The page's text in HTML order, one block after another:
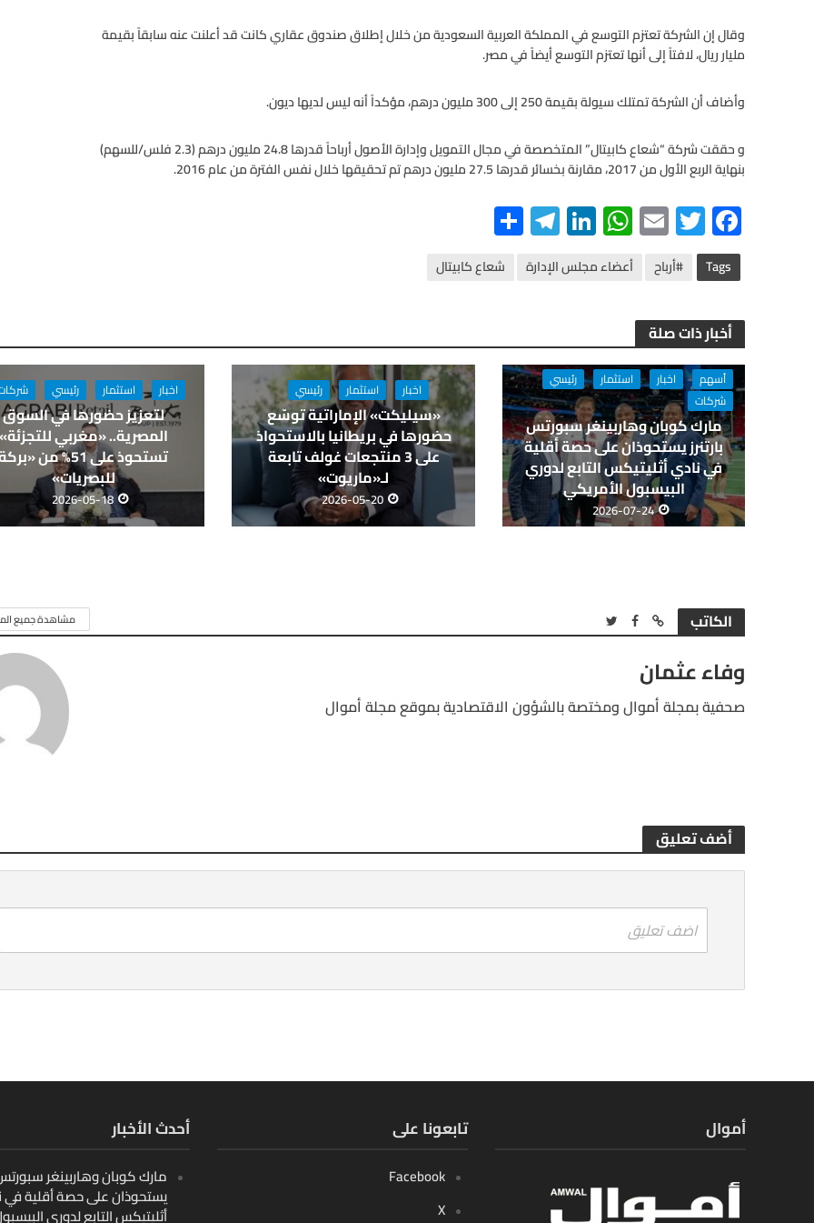
وقال إن الشركة تعتزم التوسع في المملكة العربية السعودية من خلال إطلاق صندوق عقاري كانت قد أعلنت عنه سابقاً بقيمة
مليار ريال، لافتاً إلى أنها تعتزم التوسع أيضاً في مصر.
وأضاف أن الشركة تمتلك سيولة بقيمة 250 إلى 300 مليون درهم، مؤكداً أنه ليس لديها ديون.
و حققت شركة “شعاع كابيتال” المتخصصة في مجال التمويل وإدارة الأصول أرباحاً قدرها 24.8 مليون درهم (2.3 فلس/للسهم)
بنهاية الربع الأول من 2017، مقارنة بخسائر قدرها 27.5 مليون درهم تم تحقيقها خلال نفس الفترة من عام 2016.
F
ac
e
b
o
o
k
T
wi
tt
er
E
m
ail
W
h
at
A
p
p
Li
n
ke
n
Te
le
gr
m
S
h
ar Tags #أرباح أعضاء مجلس الإدارة شعاع كابيتال
أخبار ذات صلة
أسهم اخبار استثمار
رئيسي
شركات
مارك كوبان وهاربينغر سبورتس
بارتنرز يستحوذان على حصة أقلية
في نادي أثليتيكس التابع لدوري
البيسبول الأمريكي
2026-07-24
اخبار استثمار رئيسي
«سيليكت» الإماراتية توسّع
حضورها في بريطانيا بالاستحواذ
على 3 منتجعات غولف تابعة
لـ«ماريوت»
2026-05-20
اخبار استثمار رئيسي
لتعزيز حضورها في السوق
المصرية.. «مغربي
تستحوذ على 51% من
للبصريات»
2026-05-18
الكاتب مشاهدة جميع
وفاء عثمان
صحفية بمجلة أموال ومختصة بالشؤون الاقتصادية بموقع مجلة أموال
أضف تعليق
اضف تعليق
أحدث الأخبار
مارك كوبان وهاربينغر سبورتس
يستحوذان على حصة أقلية في
أثليتيكس التابع لدوري
تابعونا على
Facebook
X
أموال